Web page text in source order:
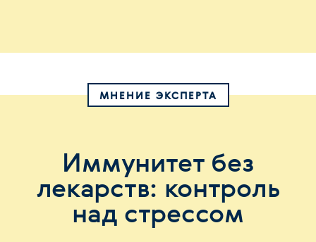
МНЕНИЕ ЭКСПЕРТА
Иммунитет без
лекарств: контроль
над стрессом